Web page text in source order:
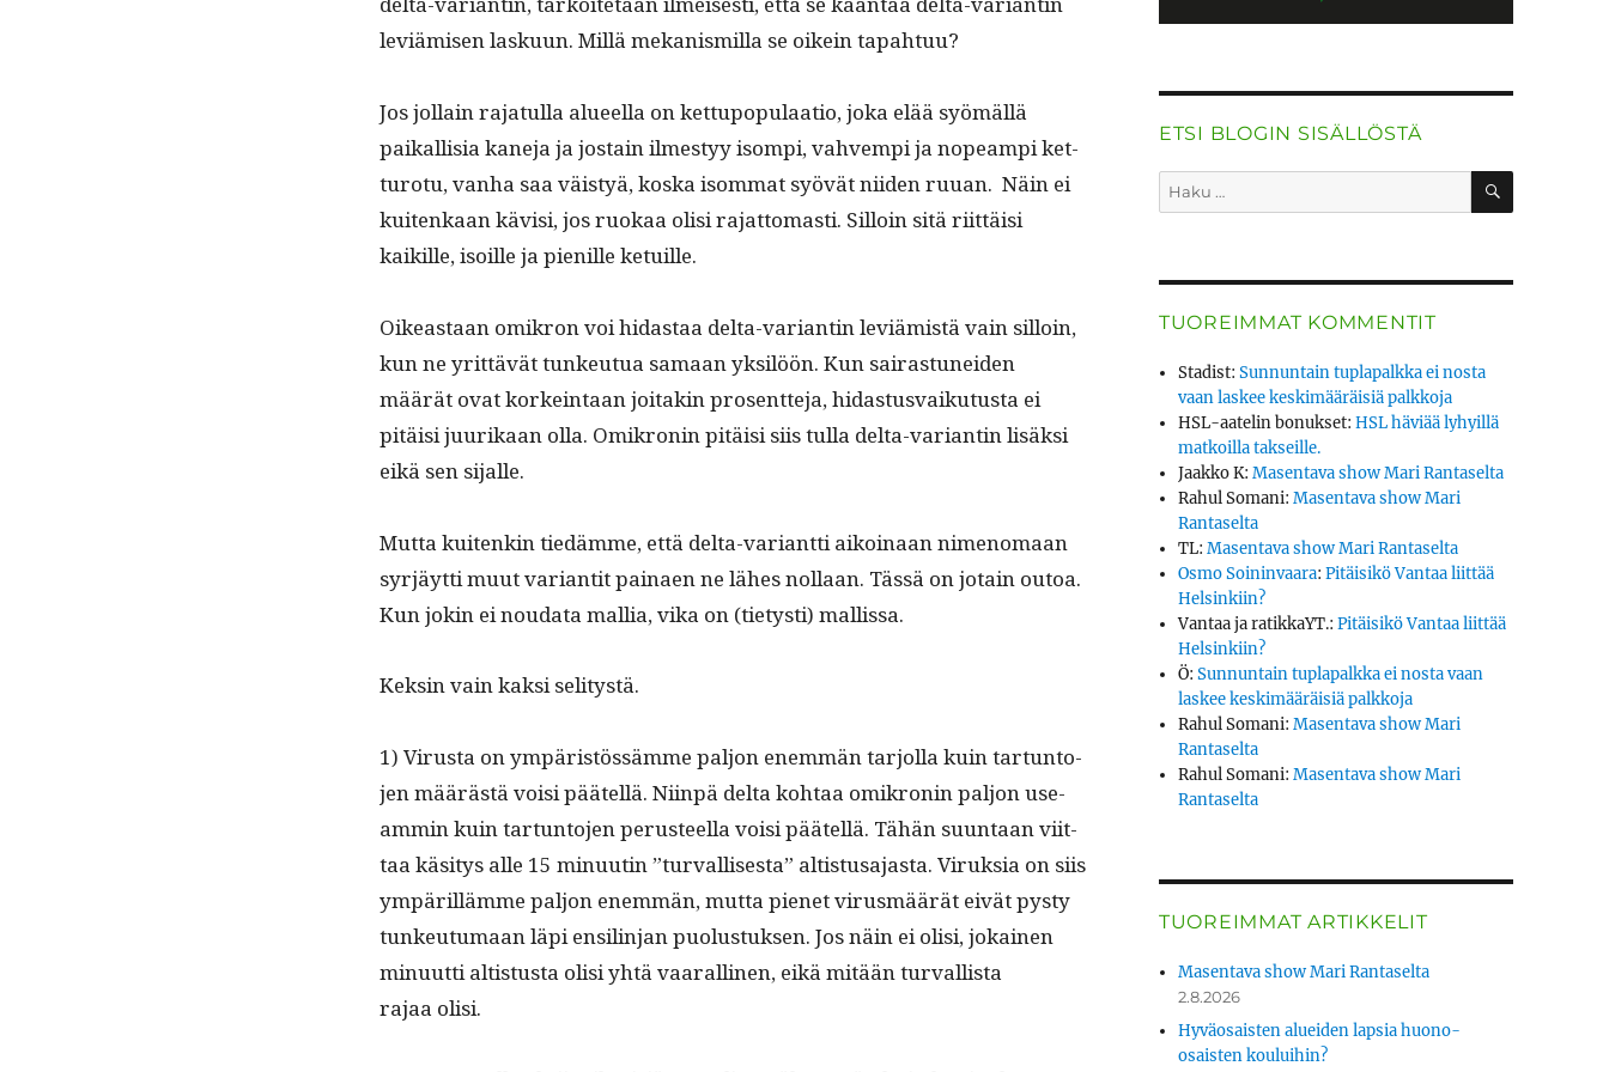
lev­iämisen lasku­un. Mil­lä mekanis­mil­la se oikein tapahtuu?
Jos jol­lain rajat­ul­la alueel­la on ket­tupop­u­laa­tio, joka elää syömäl­lä
paikallisia kane­ja ja jostain ilmestyy isom­pi, vahvem­pi ja nopeampi ket­
tur­o­tu, van­ha saa väistyä, kos­ka isom­mat syövät niiden ruuan. Näin ei
kuitenkaan kävisi, jos ruokaa olisi rajat­tomasti. Sil­loin sitä riit­täisi
kaikille, isoille ja pie­nille ketuille.
Oikeas­t­aan omikron voi hidas­taa delta-vari­antin lev­iämistä vain sil­loin,
kun ne yrit­tävät tunkeu­tua samaan yksilöön. Kun sairas­tunei­den
määrät ovat korkein­taan joitakin pros­ent­te­ja, hidas­tus­vaiku­tus­ta ei
pitäisi juurikaan olla. Omikro­nin pitäisi siis tul­la delta-vari­antin lisäk­si
eikä sen sijalle.
Mut­ta kuitenkin tiedämme, että delta-vari­ant­ti aikoinaan nimeno­maan
syr­jäyt­ti muut vari­antit painaen ne läh­es nol­laan. Tässä on jotain outoa.
Kun jokin ei nou­da­ta mallia, vika on (tietysti) mallissa.
Keksin vain kak­si selitystä.
1) Virus­ta on ympäristössämme paljon enem­män tar­jol­la kuin tar­tun­to­
jen määrästä voisi päätel­lä. Niin­pä delta kohtaa omikro­nin paljon use­
am­min kuin tar­tun­to­jen perus­teel­la voisi päätel­lä. Tähän suun­taan viit­
taa käsi­tys alle 15 min­uutin ”tur­val­lis­es­ta” altistusa­jas­ta. Viruk­sia on siis
ympäril­lämme paljon enem­män, mut­ta pienet virus­määrät eivät pysty
tunkeu­tu­maan läpi ensil­in­jan puo­lus­tuk­sen. Jos näin ei olisi, jokainen
min­u­ut­ti altistus­ta olisi yhtä vaar­alli­nen, eikä mitään tur­val­lista
rajaa olisi.
ETSI BLOGIN SISÄLLÖSTÄ
Etsi: HAKU
TUOREIMMAT KOMMENTIT
Stadist:Sunnuntain tuplapalkka ei nosta
vaan laskee keskimääräisiä palkkoja
HSL-aatelin bonukset:HSL häviää lyhyillä
matkoilla takseille.
Jaakko K:Masentava show Mari Rantaselta
Rahul Somani:Masentava show Mari
Rantaselta
TL:Masentava show Mari Rantaselta
Osmo Soininvaara:Pitäisikö Vantaa liittää
Helsinkiin?
Vantaa ja ratikkaYT.:Pitäisikö Vantaa liittää
Helsinkiin?
Ö:Sunnuntain tuplapalkka ei nosta vaan
laskee keskimääräisiä palkkoja
Rahul Somani:Masentava show Mari
Rantaselta
Rahul Somani:Masentava show Mari
Rantaselta
TUOREIMMAT ARTIKKELIT
Masentava show Mari Rantaselta
2.8.2026
Hyväosaisten alueiden lapsia huono-
osaisten kouluihin?